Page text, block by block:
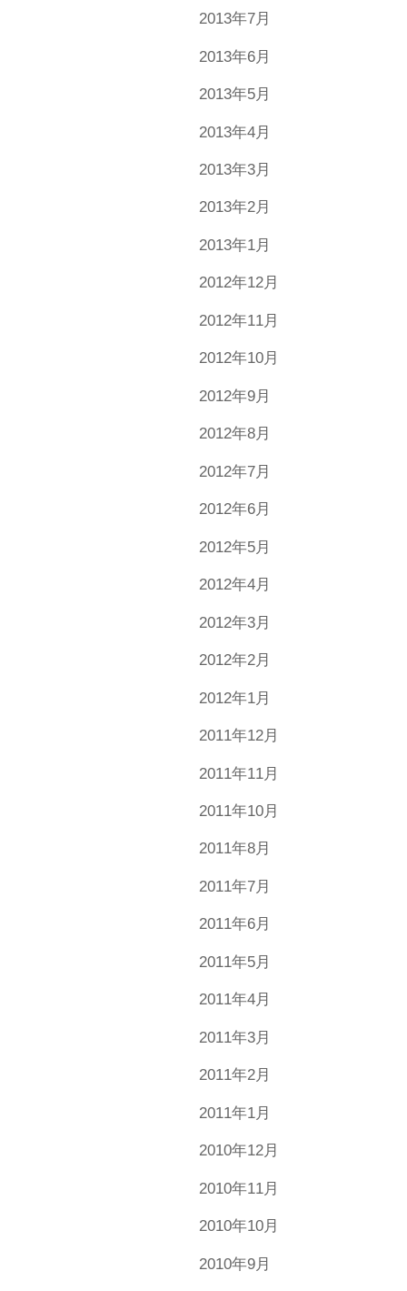
2013年7月
2013年6月
2013年5月
2013年4月
2013年3月
2013年2月
2013年1月
2012年12月
2012年11月
2012年10月
2012年9月
2012年8月
2012年7月
2012年6月
2012年5月
2012年4月
2012年3月
2012年2月
2012年1月
2011年12月
2011年11月
2011年10月
2011年8月
2011年7月
2011年6月
2011年5月
2011年4月
2011年3月
2011年2月
2011年1月
2010年12月
2010年11月
2010年10月
2010年9月